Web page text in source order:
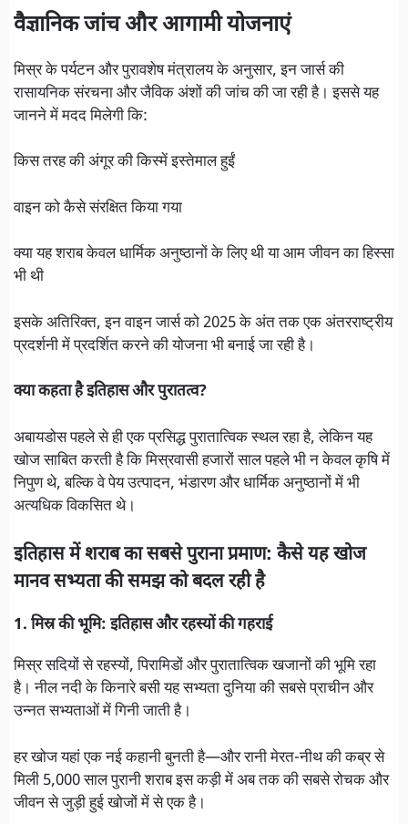
वैज्ञानिक जांच और आगामी योजनाएं
मिस्र के पर्यटन और पुरावशेष मंत्रालय के अनुसार, इन जार्स की
रासायनिक संरचना और जैविक अंशों की जांच की जा रही है। इससे यह
जानने में मदद मिलेगी कि:
किस तरह की अंगूर की किस्में इस्तेमाल हुईं
वाइन को कैसे संरक्षित किया गया
क्या यह शराब केवल धार्मिक अनुष्ठानों के लिए थी या आम जीवन का हिस्सा
भी थी
इसके अतिरिक्त, इन वाइन जार्स को 2025 के अंत तक एक अंतरराष्ट्रीय
प्रदर्शनी में प्रदर्शित करने की योजना भी बनाई जा रही है।
क्या कहता है इतिहास और पुरातत्व?
अबायडोस पहले से ही एक प्रसिद्ध पुरातात्विक स्थल रहा है, लेकिन यह
खोज साबित करती है कि मिस्रवासी हजारों साल पहले भी न केवल कृषि में
निपुण थे, बल्कि वे पेय उत्पादन, भंडारण और धार्मिक अनुष्ठानों में भी
अत्यधिक विकसित थे।
इतिहास में शराब का सबसे पुराना प्रमाण: कैसे यह खोज
मानव सभ्यता की समझ को बदल रही है
1. मिस्र की भूमि: इतिहास और रहस्यों की गहराई
मिस्र सदियों से रहस्यों, पिरामिडों और पुरातात्विक खजानों की भूमि रहा
है। नील नदी के किनारे बसी यह सभ्यता दुनिया की सबसे प्राचीन और
उन्नत सभ्यताओं में गिनी जाती है।
हर खोज यहां एक नई कहानी बुनती है—और रानी मेरत-नीथ की कब्र से
मिली 5,000 साल पुरानी शराब इस कड़ी में अब तक की सबसे रोचक और
जीवन से जुड़ी हुई खोजों में से एक है।